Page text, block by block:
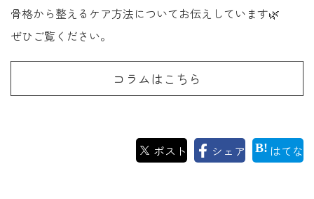
骨格から整えるケア方法についてお伝えしています🌿
ぜひご覧ください。
コラムはこちら
ポスト シェア はてな